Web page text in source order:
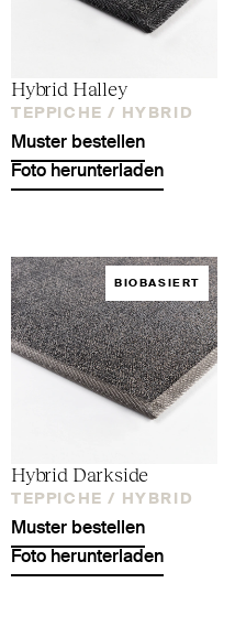
Hybrid Halley
TEPPICHE / HYBRID
Muster bestellen
Foto herunterladen
BIOBASIERT
Hybrid Darkside
TEPPICHE / HYBRID
Muster bestellen
Foto herunterladen